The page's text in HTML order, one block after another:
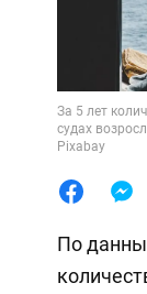
За 5 лет
судах
Pixabay
По